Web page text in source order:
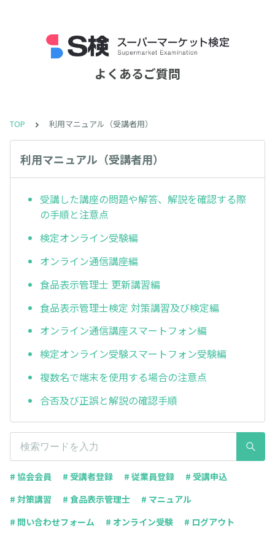
よくあるご質問
TOP 利用マニュアル（受講者用）
利用マニュアル（受講者用）
受講した講座の問題や解答、解説を確認する際
の手順と注意点
検定オンライン受験編
オンライン通信講座編
食品表示管理士 更新講習編
食品表示管理士検定 対策講習及び検定編
オンライン通信講座スマートフォン編
検定オンライン受験スマートフォン受験編
複数名で端末を使用する場合の注意点
合否及び正誤と解説の確認手順
# 協会会員 # 受講者登録 # 従業員登録
# 受講申込
# 対策講習
# 食品表示管理士
# マニュアル
# 問い合わせフォーム
# オンライン受験 # ログアウト